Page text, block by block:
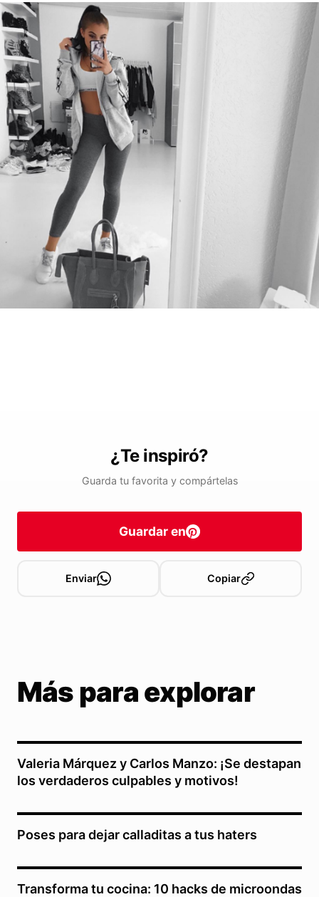
¿Te inspiró?
Guarda tu favorita y compártelas
Guardar en
Enviar Copiar
Más para explorar
Valeria Márquez y Carlos Manzo: ¡Se destapan
los verdaderos culpables y motivos!
Poses para dejar calladitas a tus haters
Transforma tu cocina: 10 hacks de microondas